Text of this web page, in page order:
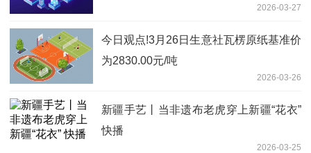
2026-03-27
今日观点!3月26日生意社瓦楞原纸基准价
为2830.00元/吨
2026-03-26
新疆手艺丨当非遗布老虎穿上新疆“花衣”
快播
2026-03-25